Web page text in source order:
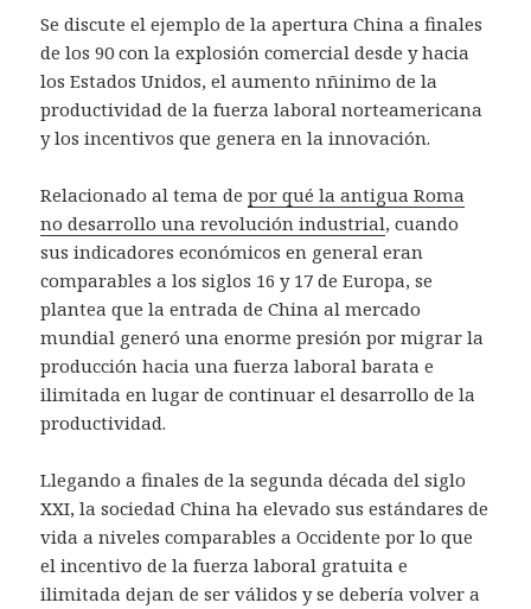
Se discute el ejemplo de la apertura China a finales
de los 90 con la explosión comercial desde y hacia
los Estados Unidos, el aumento nñinimo de la
productividad de la fuerza laboral norteamericana
y los incentivos que genera en la innovación.
Relacionado al tema depor qué la antigua Roma
no desarrollo una revolución industrial, cuando
sus indicadores económicos en general eran
comparables a los siglos 16 y 17 de Europa, se
plantea que la entrada de China al mercado
mundial generó una enorme presión por migrar la
producción hacia una fuerza laboral barata e
ilimitada en lugar de continuar el desarrollo de la
productividad.
Llegando a finales de la segunda década del siglo
XXI, la sociedad China ha elevado sus estándares de
vida a niveles comparables a Occidente por lo que
el incentivo de la fuerza laboral gratuita e
ilimitada dejan de ser válidos y se debería volver a